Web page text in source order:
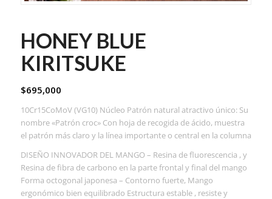
HONEY BLUE
KIRITSUKE
$695,000
10Cr15CoMoV (VG10) Núcleo Patrón natural atractivo único: Su
nombre «Patrón croc» Con hoja de recogida de ácido, muestra
el patrón más claro y la línea importante o central en la columna
DISEÑO INNOVADOR DEL MANGO – Resina de fluorescencia , y
Resina de fibra de carbono en la parte frontal y final del mango
Forma octogonal japonesa – Contorno fuerte, Mango
ergonómico bien equilibrado Estructura estable , resiste y